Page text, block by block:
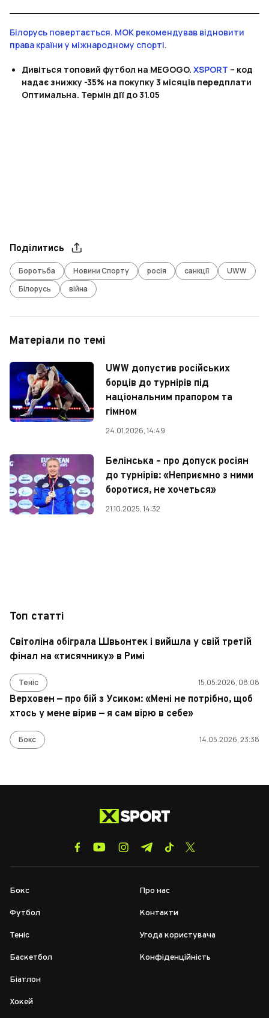
Білорусь повертається. МОК рекомендував відновити
права країни у міжнародному спорті.
Дивіться топовий футбол на MEGOGO. XSPORT – код
надає знижку -35% на покупку 3 місяців передплати
Оптимальна. Термін дії до 31.05
Поділитись
Боротьба Новини Спорту росія санкції
UWW
Білорусь
війна
Матеріали по темі
UWW допустив російських
борців до турнірів під
національним прапором та
гімном
24.01.2026, 14:49
Белінська – про допуск росіян
до турнірів: «Неприємно з ними
боротися, не хочеться»
21.10.2025, 14:32
Топ статті
Світоліна обіграла Швьонтек і вийшла у свій третій
фінал на «тисячнику» в Римі
Теніс 15.05.2026, 08:08
Верховен — про бій з Усиком: «Мені не потрібно, щоб
хтось у мене вірив — я сам вірю в себе»
Бокс 14.05.2026, 23:38
Бокс
Футбол
Теніс
Баскетбол
Біатлон
Хокей
Про нас
Контакти
Угода користувача
Конфіденційність